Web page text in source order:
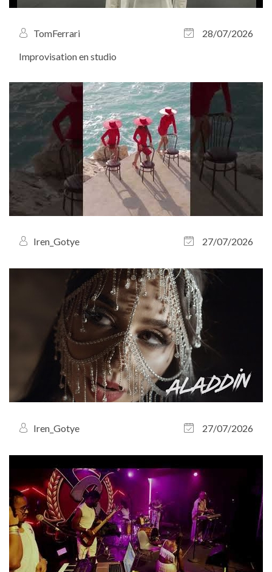
TomFerrari
28/07/2026
Improvisation en studio
Iren_Gotye 27/07/2026
Iren_Gotye 27/07/2026